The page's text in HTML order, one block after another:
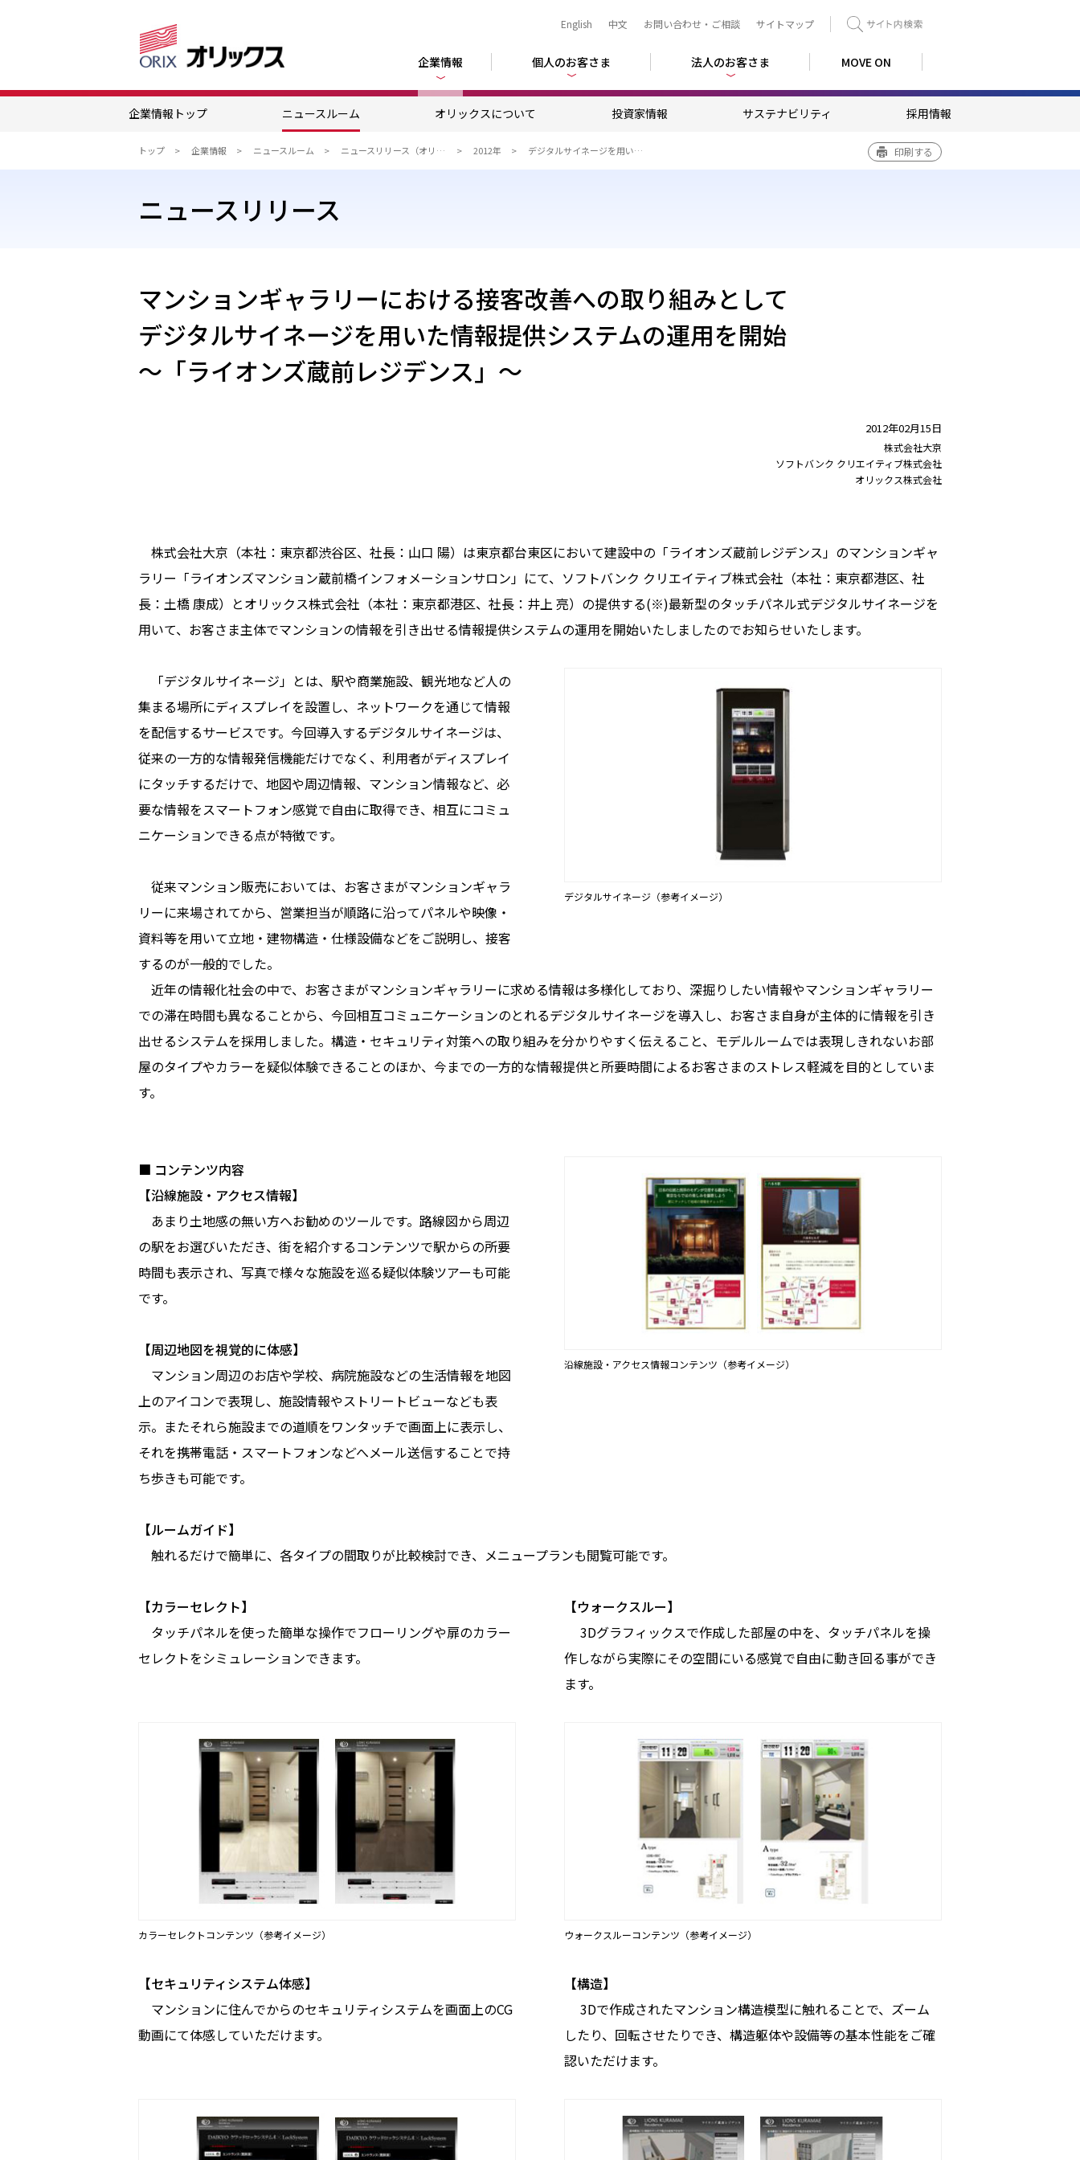
English 中文 お問い合わせ・ご相談 サイトマップ
企業情報 個人のお客さま 法人のお客さま MOVE ON
企業情報トップ ニュースルーム オリックスについて 投資家情報 サステナビリティ 採用情報
トップ 企業情報 ニュースルーム ニュースリリース（オリックス） 2012年 デジタルサイネージを用いたマンションギャラリーにおける情報提供システムの提供開始 印刷する
ニュースリリース
マンションギャラリーにおける接客改善への取り組みとして
デジタルサイネージを用いた情報提供システムの運用を開始
～「ライオンズ蔵前レジデンス」～
2012年02月15日
株式会社大京
ソフトバンク クリエイティブ株式会社
オリックス株式会社
株式会社大京（本社：東京都渋谷区、社長：山口 陽）は東京都台東区において建設中の「ライオンズ蔵前レジデンス」のマンションギャ
ラリー「ライオンズマンション蔵前橋インフォメーションサロン」にて、ソフトバンク クリエイティブ株式会社（本社：東京都港区、社
長：土橋 康成）とオリックス株式会社（本社：東京都港区、社長：井上 亮）の提供する(※)最新型のタッチパネル式デジタルサイネージを
用いて、お客さま主体でマンションの情報を引き出せる情報提供システムの運用を開始いたしましたのでお知らせいたします。
デジタルサイネージ（参考イメージ）
「デジタルサイネージ」とは、駅や商業施設、観光地など人の
集まる場所にディスプレイを設置し、ネットワークを通じて情報
を配信するサービスです。今回導入するデジタルサイネージは、
従来の一方的な情報発信機能だけでなく、利用者がディスプレイ
にタッチするだけで、地図や周辺情報、マンション情報など、必
要な情報をスマートフォン感覚で自由に取得でき、相互にコミュ
ニケーションできる点が特徴です。
従来マンション販売においては、お客さまがマンションギャラ
リーに来場されてから、営業担当が順路に沿ってパネルや映像・
資料等を用いて立地・建物構造・仕様設備などをご説明し、接客
するのが一般的でした。
近年の情報化社会の中で、お客さまがマンションギャラリーに求める情報は多様化しており、深掘りしたい情報やマンションギャラリー
での滞在時間も異なることから、今回相互コミュニケーションのとれるデジタルサイネージを導入し、お客さま自身が主体的に情報を引き
出せるシステムを採用しました。構造・セキュリティ対策への取り組みを分かりやすく伝えること、モデルルームでは表現しきれないお部
屋のタイプやカラーを疑似体験できることのほか、今までの一方的な情報提供と所要時間によるお客さまのストレス軽減を目的としていま
す。
■ コンテンツ内容
【沿線施設・アクセス情報】
あまり土地感の無い方へお勧めのツールです。路線図から周辺
の駅をお選びいただき、街を紹介するコンテンツで駅からの所要
時間も表示され、写真で様々な施設を巡る疑似体験ツアーも可能
です。
【周辺地図を視覚的に体感】
マンション周辺のお店や学校、病院施設などの生活情報を地図
上のアイコンで表現し、施設情報やストリートビューなども表
示。またそれら施設までの道順をワンタッチで画面上に表示し、
それを携帯電話・スマートフォンなどへメール送信することで持
ち歩きも可能です。
沿線施設・アクセス情報コンテンツ（参考イメージ）
【ルームガイド】
触れるだけで簡単に、各タイプの間取りが比較検討でき、メニュープランも閲覧可能です。
【カラーセレクト】
タッチパネルを使った簡単な操作でフローリングや扉のカラー
セレクトをシミュレーションできます。
カラーセレクトコンテンツ（参考イメージ）
【ウォークスルー】
3Dグラフィックスで作成した部屋の中を、タッチパネルを操
作しながら実際にその空間にいる感覚で自由に動き回る事ができ
ます。
ウォークスルーコンテンツ（参考イメージ）
【セキュリティシステム体感】
マンションに住んでからのセキュリティシステムを画面上のCG
動画にて体感していただけます。
【構造】
3Dで作成されたマンション構造模型に触れることで、ズーム
したり、回転させたりでき、構造躯体や設備等の基本性能をご確
認いただけます。